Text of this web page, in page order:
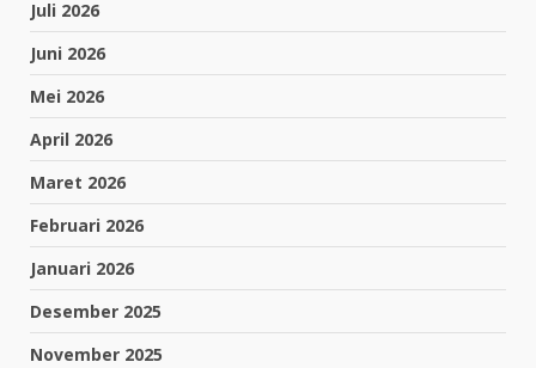
Juli 2026
Juni 2026
Mei 2026
April 2026
Maret 2026
Februari 2026
Januari 2026
Desember 2025
November 2025